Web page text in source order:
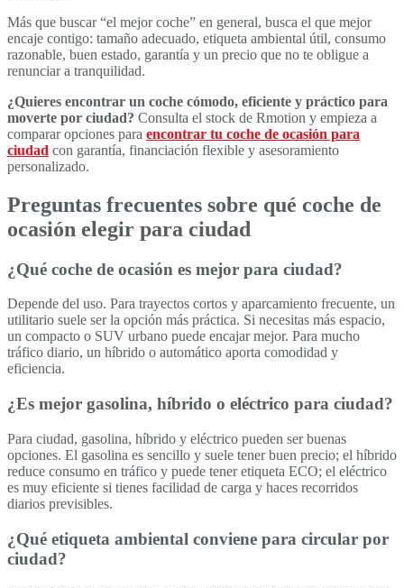
Más que buscar “el mejor coche” en general, busca el que mejor
encaje contigo: tamaño adecuado, etiqueta ambiental útil, consumo
razonable, buen estado, garantía y un precio que no te obligue a
renunciar a tranquilidad.
¿Quieres encontrar un coche cómodo, eficiente y práctico para
moverte por ciudad? Consulta el stock de Rmotion y empieza a
comparar opciones para encontrar tu coche de ocasión para
ciudad con garantía, financiación flexible y asesoramiento
personalizado.
Preguntas frecuentes sobre qué coche de
ocasión elegir para ciudad
¿Qué coche de ocasión es mejor para ciudad?
Depende del uso. Para trayectos cortos y aparcamiento frecuente, un
utilitario suele ser la opción más práctica. Si necesitas más espacio,
un compacto o SUV urbano puede encajar mejor. Para mucho
tráfico diario, un híbrido o automático aporta comodidad y
eficiencia.
¿Es mejor gasolina, híbrido o eléctrico para ciudad?
Para ciudad, gasolina, híbrido y eléctrico pueden ser buenas
opciones. El gasolina es sencillo y suele tener buen precio; el híbrido
reduce consumo en tráfico y puede tener etiqueta ECO; el eléctrico
es muy eficiente si tienes facilidad de carga y haces recorridos
diarios previsibles.
¿Qué etiqueta ambiental conviene para circular por
ciudad?